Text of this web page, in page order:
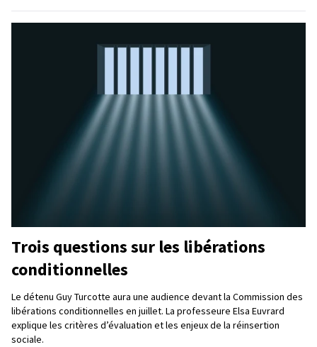
Trois questions sur les libérations
conditionnelles
Le détenu Guy Turcotte aura une audience devant la Commission des
libérations conditionnelles en juillet. La professeure Elsa Euvrard
explique les critères d’évaluation et les enjeux de la réinsertion
sociale.